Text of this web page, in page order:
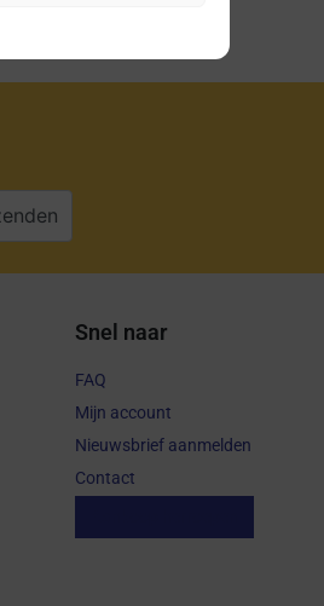
Snel naar
FAQ
Mijn account
Nieuwsbrief aanmelden
Contact